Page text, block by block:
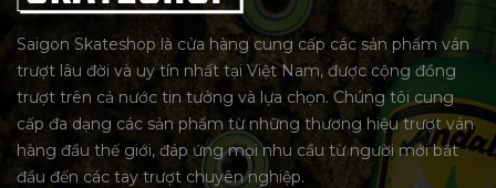
Saigon Skateshop là cửa hàng cung cấp các sản phẩm ván
trượt lâu đời và uy tín nhất tại Việt Nam, được cộng đồng
trượt trên cả nước tin tưởng và lựa chọn. Chúng tôi cung
cấp đa dạng các sản phẩm từ những thương hiệu trượt ván
hàng đầu thế giới, đáp ứng mọi nhu cầu từ người mới bắt
đầu đến các tay trượt chuyên nghiệp.